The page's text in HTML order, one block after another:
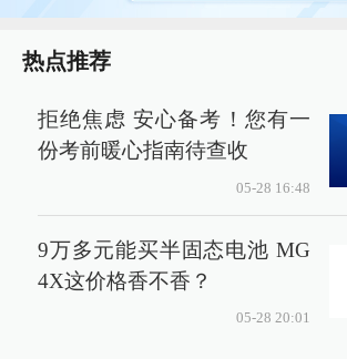
热点推荐
拒绝焦虑 安心备考！您有一
份考前暖心指南待查收
05-28 16:48
9万多元能买半固态电池 MG
4X这价格香不香？
05-28 20:01